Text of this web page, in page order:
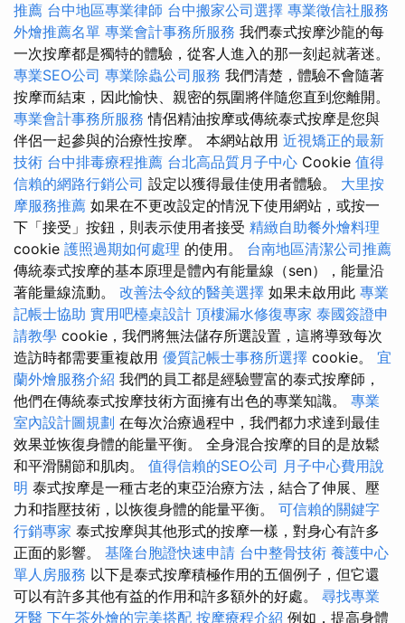
推薦 台中地區專業律師 台中搬家公司選擇 專業徵信社服務
外燴推薦名單 專業會計事務所服務 我們泰式按摩沙龍的每
一次按摩都是獨特的體驗，從客人進入的那一刻起就著迷。
專業SEO公司 專業除蟲公司服務 我們清楚，體驗不會隨著
按摩而結束，因此愉快、親密的氛圍將伴隨您直到您離開。
專業會計事務所服務 情侶精油按摩或傳統泰式按摩是您與
伴侶一起參與的治療性按摩。 本網站啟用 近視矯正的最新
技術 台中排毒療程推薦 台北高品質月子中心 Cookie 值得
信賴的網路行銷公司 設定以獲得最佳使用者體驗。 大里按
摩服務推薦 如果在不更改設定的情況下使用網站，或按一
下「接受」按鈕，則表示使用者接受 精緻自助餐外燴料理
cookie 護照過期如何處理 的使用。 台南地區清潔公司推薦
傳統泰式按摩的基本原理是體內有能量線（sen），能量沿
著能量線流動。 改善法令紋的醫美選擇 如果未啟用此 專業
記帳士協助 實用吧檯桌設計 頂樓漏水修復專家 泰國簽證申
請教學 cookie，我們將無法儲存所選設置，這將導致每次
造訪時都需要重複啟用 優質記帳士事務所選擇 cookie。 宜
蘭外燴服務介紹 我們的員工都是經驗豐富的泰式按摩師，
他們在傳統泰式按摩技術方面擁有出色的專業知識。 專業
室內設計圖規劃 在每次治療過程中，我們都力求達到最佳
效果並恢復身體的能量平衡。 全身混合按摩的目的是放鬆
和平滑關節和肌肉。 值得信賴的SEO公司 月子中心費用說
明 泰式按摩是一種古老的東亞治療方法，結合了伸展、壓
力和指壓技術，以恢復身體的能量平衡。 可信賴的關鍵字
行銷專家 泰式按摩與其他形式的按摩一樣，對身心有許多
正面的影響。 基隆台胞證快速申請 台中整骨技術 養護中心
單人房服務 以下是泰式按摩積極作用的五個例子，但它還
可以有許多其他有益的作用和許多額外的好處。 尋找專業
牙醫 下午茶外燴的完美搭配 按摩療程介紹 例如，提高身體